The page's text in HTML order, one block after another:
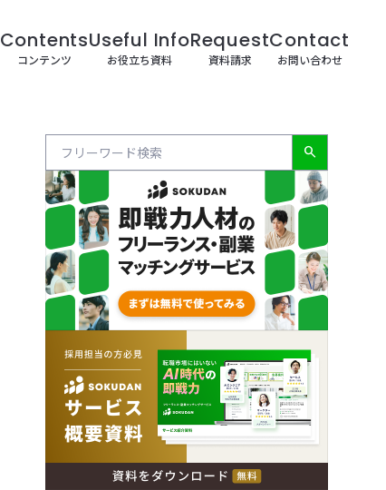
Contents
コンテンツ
Useful Info
お役立ち資料
Request
資料請求
Contact
お問い合わせ
search